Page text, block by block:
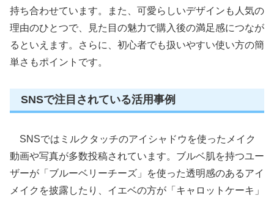
持ち合わせています。また、可愛らしいデザインも人気の
理由のひとつで、見た目の魅力で購入後の満足感につなが
るといえます。さらに、初心者でも扱いやすい使い方の簡
単さもポイントです。
SNSで注目されている活用事例
SNSではミルクタッチのアイシャドウを使ったメイク
動画や写真が多数投稿されています。ブルベ肌を持つユー
ザーが「ブルーベリーチーズ」を使った透明感のあるアイ
メイクを披露したり、イエベの方が「キャロットケーキ」